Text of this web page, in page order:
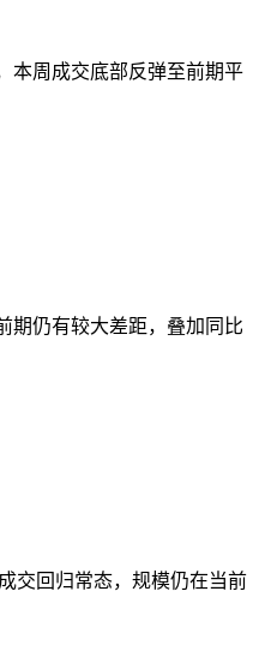
本周成交底部反弹至前期平
期仍有较大差距，叠加同比
交回归常态，规模仍在当前